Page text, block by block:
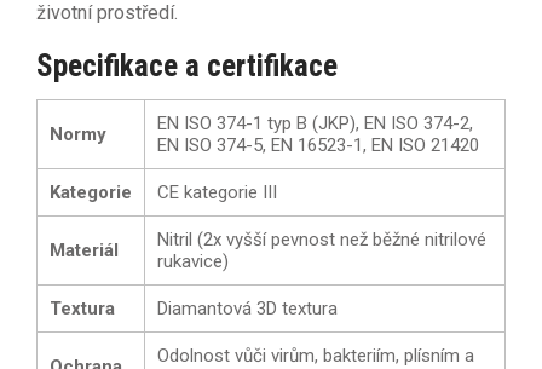
životní prostředí.
Specifikace a certifikace
Normy
EN ISO 374-1 typ B (JKP), EN ISO 374-2,
EN ISO 374-5, EN 16523-1, EN ISO 21420
Kategorie CE kategorie III
Materiál
Nitril (2x vyšší pevnost než běžné nitrilové
rukavice)
Textura Diamantová 3D textura
Odolnost vůči virům, bakteriím, plísním a